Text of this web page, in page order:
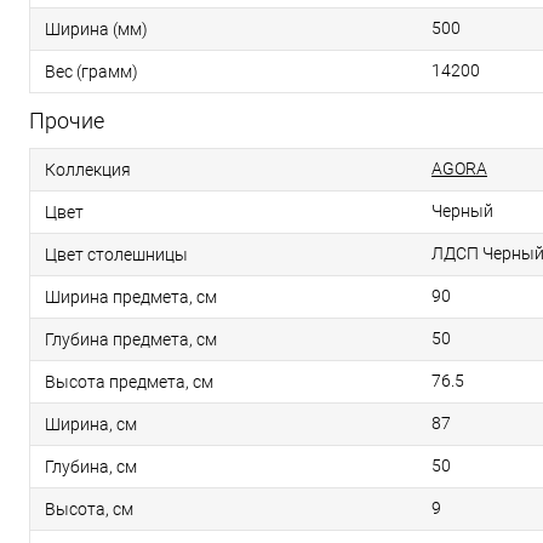
Ширина (мм) 500
Вес (грамм) 14200
Прочие
Коллекция AGORA
Цвет Черный
Цвет столешницы ЛДСП
Ширина предмета, см 90
Глубина предмета, см 50
Высота предмета, см 76.5
Ширина, см 87
Глубина, см 50
Высота, см 9